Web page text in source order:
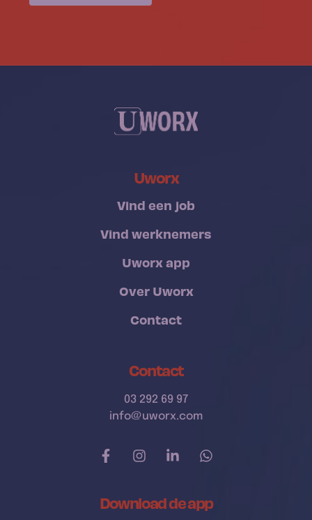
Uworx
Vind een job
Vind werknemers
Uworx app
Over Uworx
Contact
Contact
03 292 69 97
info@uworx.com
Download de app